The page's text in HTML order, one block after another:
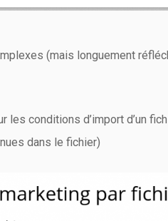
(mais longuement
conditions d’import d’un
dans le fichier)